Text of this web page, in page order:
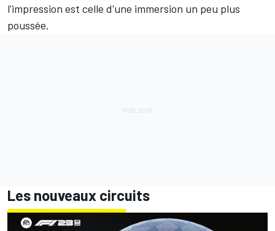
l'impression est celle d'une immersion un peu plus
poussée.
Les nouveaux circuits